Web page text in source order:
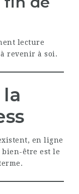
lecture
revenir à soi.
en ligne
être est le